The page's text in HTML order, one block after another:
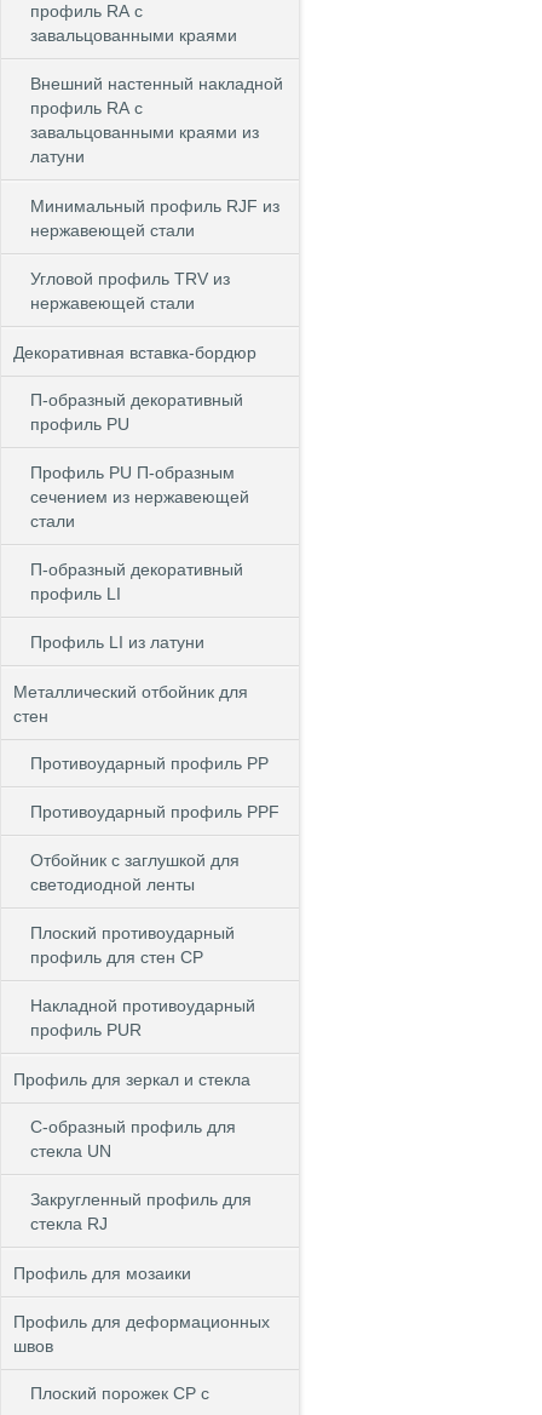
профиль RА с
завальцованными краями
Внешний настенный накладной
профиль RА с
завальцованными краями из
латуни
Минимальный профиль RJF из
нержавеющей стали
Угловой профиль TRV из
нержавеющей стали
Декоративная вставка-бордюр
П-образный декоративный
профиль PU
Профиль PU П-образным
сечением из нержавеющей
стали
П-образный декоративный
профиль LI
Профиль LI из латуни
Металлический отбойник для
стен
Противоударный профиль PP
Противоударный профиль PPF
Отбойник с заглушкой для
светодиодной ленты
Плоский противоударный
профиль для стен CP
Накладной противоударный
профиль PUR
Профиль для зеркал и стекла
С-образный профиль для
стекла UN
Закругленный профиль для
стекла RJ
Профиль для мозаики
Профиль для деформационных
швов
Плоский порожек СP с